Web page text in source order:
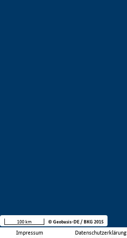
Impressum Datenschutzerklärung
100 km © Geobasis-DE / BKG 2015